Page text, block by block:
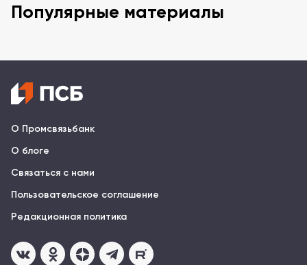
Популярные материалы
О Промсвязьбанк
О блоге
Связаться с нами
Пользовательское соглашение
Редакционная политика